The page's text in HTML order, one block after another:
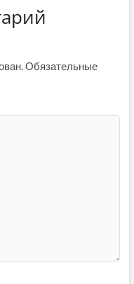
Обязательные